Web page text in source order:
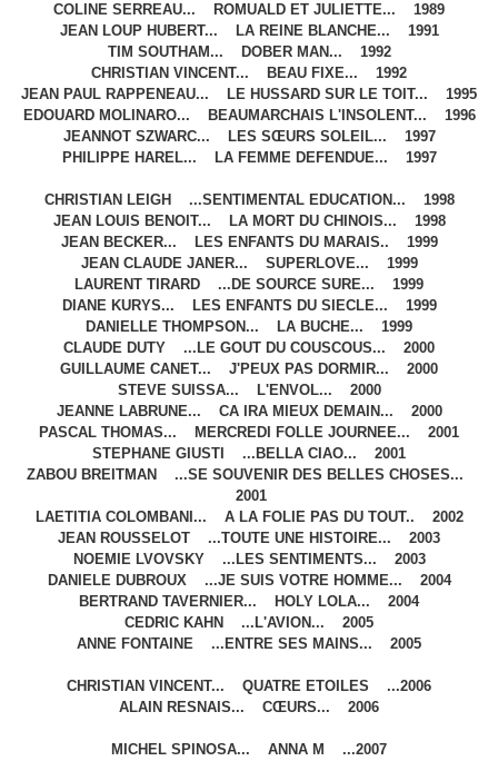
COLINE SERREAU... ROMUALD ET JULIETTE... 1989
JEAN LOUP HUBERT... LA REINE BLANCHE... 1991
TIM SOUTHAM... DOBER MAN... 1992
CHRISTIAN VINCENT... BEAU FIXE... 1992
JEAN PAUL RAPPENEAU... LE HUSSARD SUR LE TOIT... 1995
EDOUARD MOLINARO... BEAUMARCHAIS L'INSOLENT... 1996
JEANNOT SZWARC... LES SŒURS SOLEIL... 1997
PHILIPPE HAREL... LA FEMME DEFENDUE... 1997
CHRISTIAN LEIGH ...SENTIMENTAL EDUCATION... 1998
JEAN LOUIS BENOIT... LA MORT DU CHINOIS... 1998
JEAN BECKER... LES ENFANTS DU MARAIS.. 1999
JEAN CLAUDE JANER... SUPERLOVE... 1999
LAURENT TIRARD ...DE SOURCE SURE... 1999
DIANE KURYS... LES ENFANTS DU SIECLE... 1999
DANIELLE THOMPSON... LA BUCHE... 1999
CLAUDE DUTY ...LE GOUT DU COUSCOUS... 2000
GUILLAUME CANET... J'PEUX PAS DORMIR... 2000
STEVE SUISSA... L'ENVOL... 2000
JEANNE LABRUNE... CA IRA MIEUX DEMAIN... 2000
PASCAL THOMAS... MERCREDI FOLLE JOURNEE... 2001
STEPHANE GIUSTI ...BELLA CIAO... 2001
ZABOU BREITMAN ...SE SOUVENIR DES BELLES CHOSES...
2001
LAETITIA COLOMBANI... A LA FOLIE PAS DU TOUT.. 2002
JEAN ROUSSELOT ...TOUTE UNE HISTOIRE... 2003
NOEMIE LVOVSKY ...LES SENTIMENTS... 2003
DANIELE DUBROUX ...JE SUIS VOTRE HOMME... 2004
BERTRAND TAVERNIER... HOLY LOLA... 2004
CEDRIC KAHN ...L'AVION... 2005
ANNE FONTAINE ...ENTRE SES MAINS... 2005
CHRISTIAN VINCENT... QUATRE ETOILES ...2006
ALAIN RESNAIS... CŒURS... 2006
MICHEL SPINOSA... ANNA M ...2007